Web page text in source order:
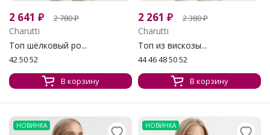
2 641 ₽ 2 780₽
Charutti
Топ шёлковый ро...
42 50 52
В корзину
2 261 ₽ 2 380₽
Charutti
Топ из вискозы...
44 46 48 50 52
В корзину
НОВИНКА НОВИНКА